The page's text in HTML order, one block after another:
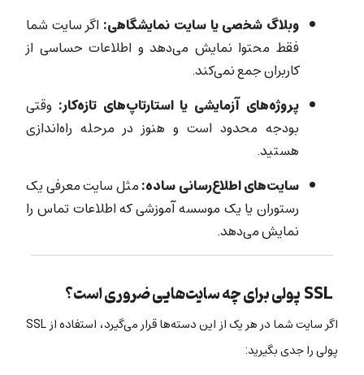
وبلاگ شخصی یا سایت نمایشگاهی: اگر سایت شما
فقط محتوا نمایش می‌دهد و اطلاعات حساسی از
کاربران جمع نمی‌کند.
پروژه‌های آزمایشی یا استارتاپ‌های تازه‌کار: وقتی
بودجه محدود است و هنوز در مرحله راه‌اندازی
هستید.
سایت‌های اطلاع‌رسانی ساده:مثل سایت معرفی یک
رستوران یا یک موسسه آموزشی که اطلاعات تماس را
نمایش می‌دهد.
SSL پولی برای چه سایت‌هایی ضروری است؟
اگر سایت شما در هر یک از این دسته‌ها قرار می‌گیرد، استفاده از SSL
پولی را جدی بگیرید: